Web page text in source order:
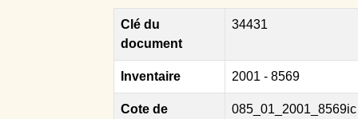
Clé du
document
34431
Inventaire 2001 - 8569
Cote de
085_01_2001_8569ic